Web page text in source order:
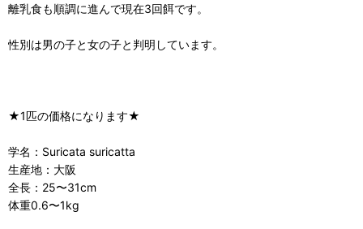
離乳食も順調に進んで現在3回餌です。
性別は男の子と女の子と判明しています。
★1匹の価格になります★
学名：Suricata suricatta
生産地：大阪
全長：25〜31cm
体重0.6〜1kg